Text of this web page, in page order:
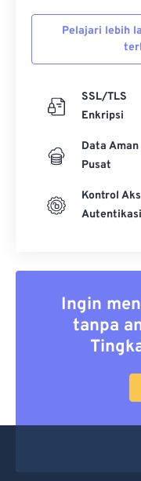
Pelajari lebih
SSL/TLS
Enkripsi
Data Aman
Pusat
Kontrol
Autentikasi
Ingin
tanpa